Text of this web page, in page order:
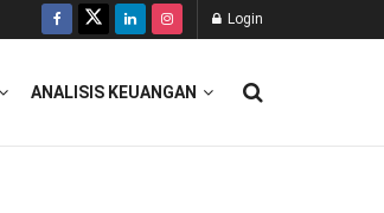
Login
ANALISIS KEUANGAN